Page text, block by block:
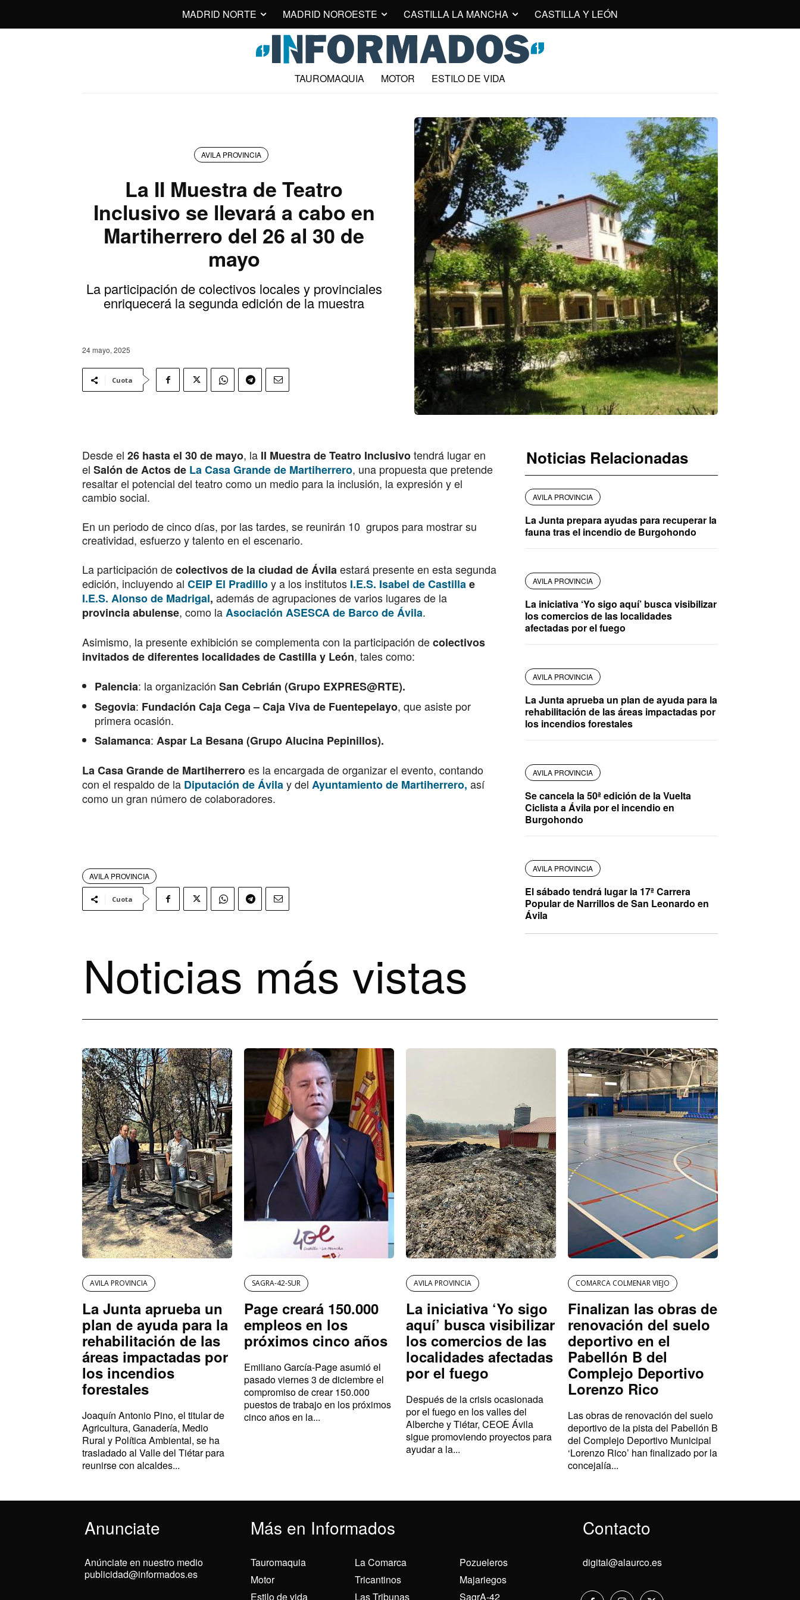
MADRID NORTE MADRID NOROESTE CASTILLA LA MANCHA CASTILLA Y LEÓN
TAUROMAQUIA MOTOR ESTILO DE VIDA
AVILA PROVINCIA
La II Muestra de Teatro
Inclusivo se llevará a cabo en
Martiherrero del 26 al 30 de
mayo
La participación de colectivos locales y provinciales
enriquecerá la segunda edición de la muestra
24 mayo, 2025
Cuota
Desde el 26 hasta el 30 de mayo, la II Muestra de Teatro Inclusivotendrá lugar en
el Salón de Actos de La Casa Grande de Martiherrero, una propuesta que pretende
resaltar el potencial del teatro como un medio para la inclusión, la expresión y el
cambio social.
En un periodo de cinco días, por las tardes, se reunirán 10 grupos para mostrar su
creatividad, esfuerzo y talento en el escenario.
La participación decolectivos de la ciudad de Ávilaestará presente en esta segunda
edición, incluyendo al CEIP El Pradilloy a los institutos I.E.S. Isabel de Castillae
I.E.S. Alonso de Madrigal, además de agrupaciones de varios lugares de la
provincia abulense, como laAsociación ASESCA de Barco de Ávila.
Asimismo, la presente exhibición se complementa con la participación decolectivos
invitados de diferentes localidades de Castilla y León, tales como:
Palencia: la organización San Cebrián (Grupo EXPRES@RTE).
Segovia: Fundación Caja Cega – Caja Viva de Fuentepelayo, que asiste por
primera ocasión.
Salamanca: Aspar La Besana (Grupo Alucina Pepinillos).
La Casa Grande de Martiherreroes la encargada de organizar el evento, contando
con el respaldo de la Diputación de Ávilay del Ayuntamiento de Martiherrero, así
como un gran número de colaboradores.
AVILA PROVINCIA
Cuota
Noticias Relacionadas
AVILA PROVINCIA
La Junta prepara ayudas para recuperar la
fauna tras el incendio de Burgohondo
AVILA PROVINCIA
La iniciativa ‘Yo sigo aquí’ busca visibilizar
los comercios de las localidades
afectadas por el fuego
AVILA PROVINCIA
La Junta aprueba un plan de ayuda para la
rehabilitación de las áreas impactadas por
los incendios forestales
AVILA PROVINCIA
Se cancela la 50ª edición de la Vuelta
Ciclista a Ávila por el incendio en
Burgohondo
AVILA PROVINCIA
El sábado tendrá lugar la 17ª Carrera
Popular de Narrillos de San Leonardo en
Ávila
Noticias más vistas
AVILA PROVINCIA
La Junta aprueba un
plan de ayuda para la
rehabilitación de las
áreas impactadas por
los incendios
forestales
Joaquín Antonio Pino, el titular de
Agricultura, Ganadería, Medio
Rural y Política Ambiental, se ha
trasladado al Valle del Tiétar para
reunirse con alcaldes...
SAGRA-42-SUR
Page creará 150.000
empleos en los
próximos cinco años
Emiliano García-Page asumió el
pasado viernes 3 de diciembre el
compromiso de crear 150.000
puestos de trabajo en los próximos
cinco años en la...
AVILA PROVINCIA
La iniciativa ‘Yo sigo
aquí’ busca visibilizar
los comercios de las
localidades afectadas
por el fuego
Después de la crisis ocasionada
por el fuego en los valles del
Alberche y Tiétar, CEOE Ávila
sigue promoviendo proyectos para
ayudar a la...
COMARCA COLMENAR VIEJO
Finalizan las obras de
renovación del suelo
deportivo en el
Pabellón B del
Complejo Deportivo
Lorenzo Rico
Las obras de renovación del suelo
deportivo de la pista del Pabellón B
del Complejo Deportivo Municipal
‘Lorenzo Rico’ han finalizado por la
concejalía...
Anunciate Más en Informados Contacto
Anúnciate en nuestro medio
publicidad@informados.es
Tauromaquia
Motor
Estilo de vida
La Comarca
Tricantinos
Las Tribunas
Pozueleros
Majariegos
SagrA-42
digital@alaurco.es